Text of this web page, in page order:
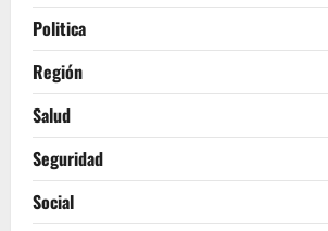
Politica
Región
Salud
Seguridad
Social